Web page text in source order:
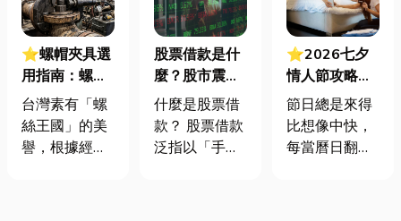
⭐螺帽夾具選
用指南：螺母
挾具頻繁耗
損？3大關鍵
提升扣件成型
台灣素有「螺
絲王國」的美
譽，根據經濟
股票借款是什
麼？股市震盪|
股票借款、股
票質借、當鋪
借款完整比較
什麼是股票借
款？ 股票借款
泛指以「手中
⭐2026七夕
情人節攻略！
七夕送什麼不
踩雷？限定甜
點哪裡買？台
節日總是來得
比想像中快，
每當曆日翻到